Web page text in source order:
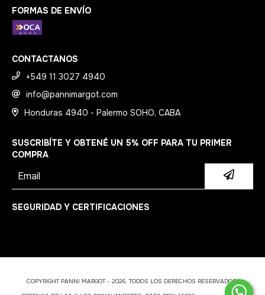
FORMAS DE ENVÍO
CONTACTANOS
+549 11 3027 4940
info@pannimargot.com
Honduras 4940 - Palermo SOHO, CABA
SUSCRIBÍTE Y OBTENÉ UN 5% OFF PARA TU PRIMER
COMPRA
SEGURIDAD Y CERTIFICACIONES
COPYRIGHT PANNI MARGOT - 2026. TODOS LOS DERECHOS RESERVADOS.